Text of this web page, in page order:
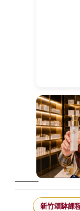
新竹頌缽課